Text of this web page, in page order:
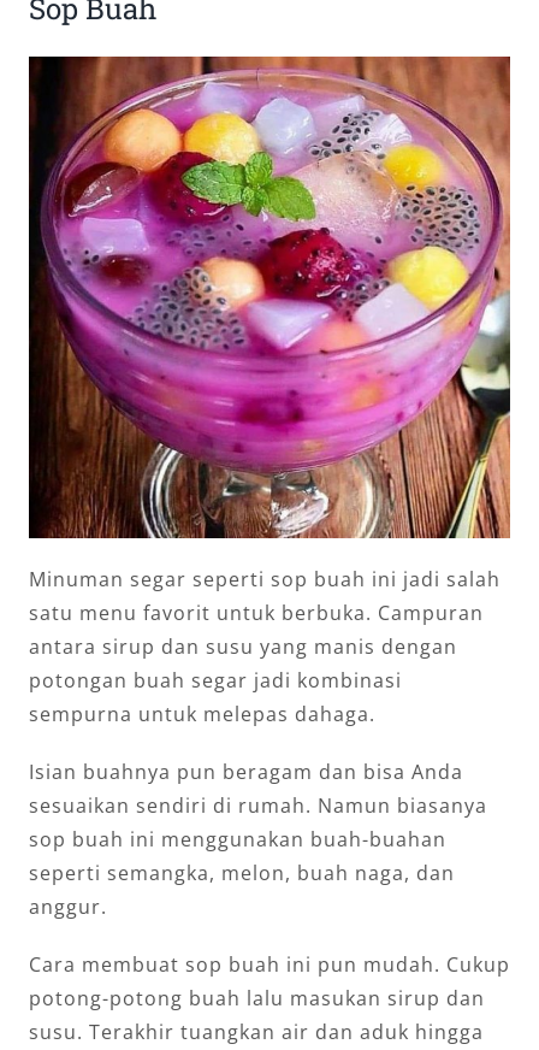
Sop Buah
Minuman segar seperti sop buah ini jadi salah
satu menu favorit untuk berbuka. Campuran
antara sirup dan susu yang manis dengan
potongan buah segar jadi kombinasi
sempurna untuk melepas dahaga.
Isian buahnya pun beragam dan bisa Anda
sesuaikan sendiri di rumah. Namun biasanya
sop buah ini menggunakan buah-buahan
seperti semangka, melon, buah naga, dan
anggur.
Cara membuat sop buah ini pun mudah. Cukup
potong-potong buah lalu masukan sirup dan
susu. Terakhir tuangkan air dan aduk hingga